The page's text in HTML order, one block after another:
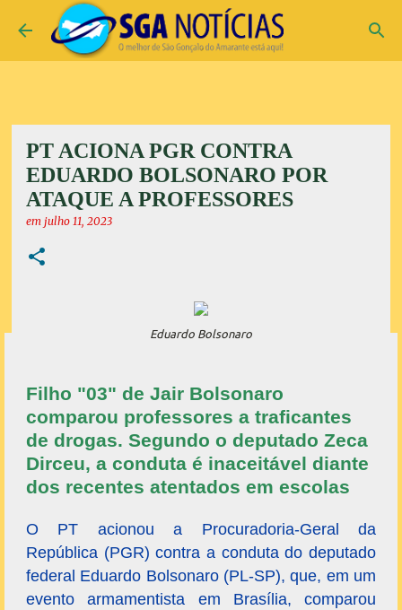
Pular para o conteúdo principal
PT ACIONA PGR CONTRA
EDUARDO BOLSONARO POR
ATAQUE A PROFESSORES
em julho 11, 2023
Eduardo Bolsonaro
Filho "03" de Jair Bolsonaro
comparou professores a traficantes
de drogas. Segundo o deputado Zeca
Dirceu, a conduta é inaceitável diante
dos recentes atentados em escolas
O PT acionou a Procuradoria-Geral da
República (PGR) contra a conduta do deputado
federal Eduardo Bolsonaro (PL-SP), que, em um
evento armamentista em Brasília, comparou